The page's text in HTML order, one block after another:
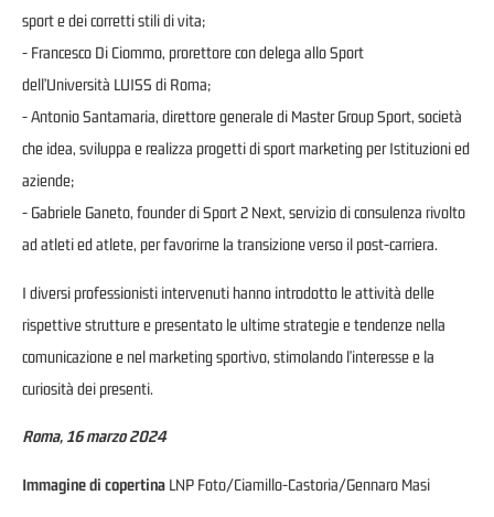
sport e dei corretti stili di vita;
- Francesco Di Ciommo, prorettore con delega allo Sport
dell’Università LUISS di Roma;
- Antonio Santamaria, direttore generale di Master Group Sport, società
che idea, sviluppa e realizza progetti di sport marketing per Istituzioni ed
aziende;
- Gabriele Ganeto, founder di Sport 2 Next, servizio di consulenza rivolto
ad atleti ed atlete, per favorirne la transizione verso il post-carriera.
I diversi professionisti intervenuti hanno introdotto le attività delle
rispettive strutture e presentato le ultime strategie e tendenze nella
comunicazione e nel marketing sportivo, stimolando l'interesse e la
curiosità dei presenti.
Roma, 16 marzo 2024
Immagine di copertina LNP Foto/Ciamillo-Castoria/Gennaro Masi